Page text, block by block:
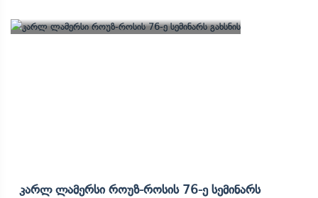
Კარლ Ლამერსი Როუზ-Როსის 76-Ე Სემინარს